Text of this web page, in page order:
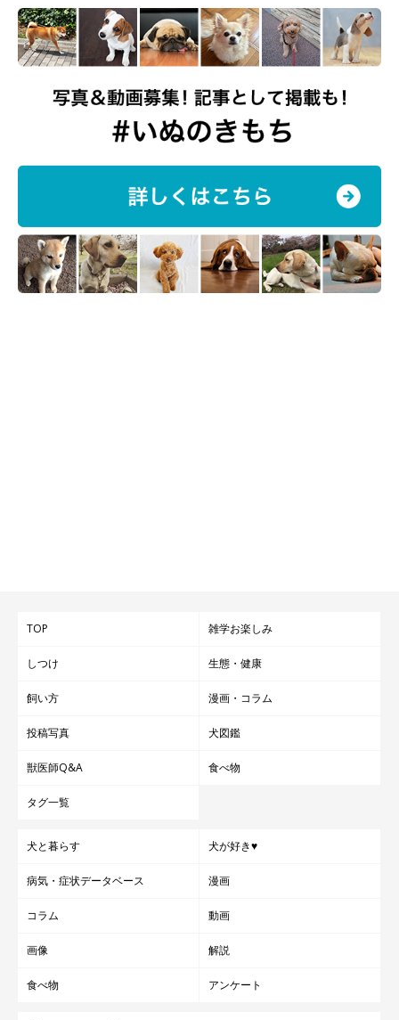
TOP 雑学お楽しみ
しつけ 生態・健康
飼い方 漫画・コラム
投稿写真 犬図鑑
獣医師Q&A 食べ物
タグ一覧
犬と暮らす 犬が好き♥
病気・症状データベース 漫画
コラム 動画
画像 解説
食べ物 アンケート